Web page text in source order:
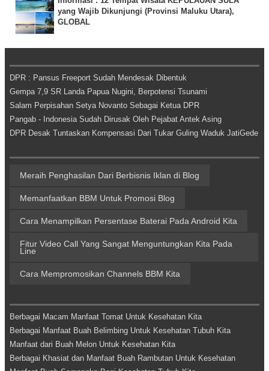
yang Wajib Dikunjungi (Provinsi Maluku Utara),
GLOBAL
DPR : Pansus Freeport Sudah Mendesak Dibentuk
Gempa 7,9 SR Landa Papua Nugini, Berpotensi Tsunami
Salam Perpisahan Setya Novanto Sebagai Ketua DPR
Pangab - Indonesia Sudah Dirusak Oleh Pejabat Antek Asing
DPR Desak Tuntaskan Kompensasi Dari Tukar Guling Waduk JatiGede
Meraih Penghasilan Dari Berbisnis Iklan di Blog
Memanfaatkan BBM Untuk Promosi Blog
Cara Menampilkan Persentase Baterai Pada Android Kita
Fitur Video Call Yang Sangat Menguntungkan Kita Pada
Line
Cara Mempromosikan Channels BBM Kita
Berbagai Macam Manfaat Tomat Untuk Kesehatan Kita
Berbagai Manfaat Buah Belimbing Untuk Kesehatan Tubuh Kita
Manfaat dari Buah Melon Untuk Kesehatan Kita
Berbagai Khasiat dan Manfaat Buah Rambutan Untuk Kesehatan